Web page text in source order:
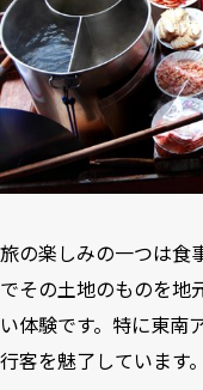
旅の楽しみの一つは食
でその土地のものを地
い体験です。特に東南
行客を魅了しています。